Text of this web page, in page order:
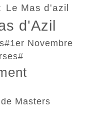
Le Mas d'azil
d'Azil
Masters